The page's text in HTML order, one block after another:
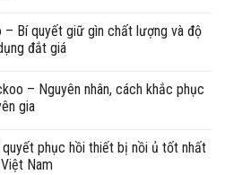
– Bí quyết giữ gìn chất lượng và độ
đắt giá
– Nguyên nhân, cách khắc phục
gia
phục hồi thiết bị nồi ủ tốt nhất
Nam